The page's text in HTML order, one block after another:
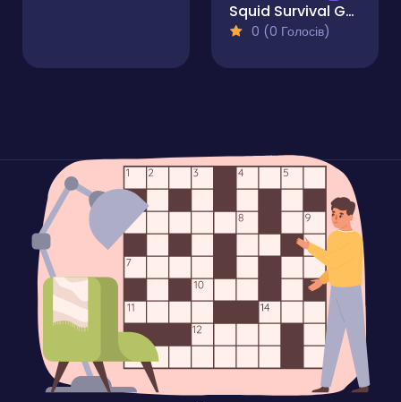
Squid Survival Game
0 (0 Голосів)